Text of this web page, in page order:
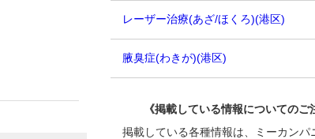
レーザー治療(あざ/ほくろ)(港区)
腋臭症(わきが)(港区)
《掲載している情報についてのご
掲載している各種情報は、ミーカンパ